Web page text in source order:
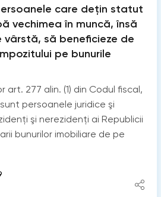
care dețin statut
vechimea în muncă, însă
vârstă, să beneficieze de
pe bunurile
art. 277 alin. (1) din Codul fiscal,
persoanele juridice şi
şi nerezidenţi ai Republicii
bunurilor imobiliare de pe